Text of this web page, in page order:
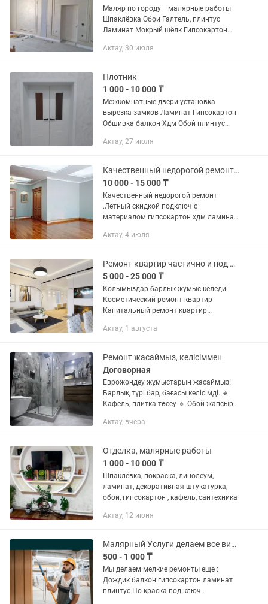
Маляр по городу —малярные работы
Шпаклёвка Обои Галтель, плинтус
Ламинат Мокрый шёлк Гипсокартон
орындаймыз. Жеке де, коммерциялық
Актау, 30 июля
Плотник
1 000 - 10 000 ₸
Межкомнатные двери установка
вырезка замков Ламинат Гипсокартон
Обшивка балкон Хдм Обой плинтус
Мокрый шелк
Актау, 27 июля
Качественный недорогой ремонт квартира с материалом и натяжной потолком
10 000 - 15 000 ₸
Качественный недорогой ремонт
.Летный скидкой подключ с
материалом гипсокартон хдм ламинат
электрик сантехник натяжной потолок
Актау, 4 июля
Ремонт квартир частично и под ключ
5 000 - 25 000 ₸
Колымыздар барлык жумыс келеди
Косметический ремонт квартир
Капитальный ремонт квартир
куйямыз Тас калау перегородка балкон
Актау, 1 августа
Ремонт жасаймыз, келісіммен
Договорная
Еврожөндеу жұмыстарын жасаймыз!
Барлық түрі бар, бағасы келісімді. 🔹
Кафель, плитка төсеу 🔹 Обой жапсыру
Ламинат, линолеум, паркет төсеу 🔹
Актау, вчера
Отделка, малярные работы
1 000 - 10 000 ₸
Шпаклёвка, покраска, линолеум,
ламинат, декоративная штукатурка,
обои, гипсокартон , кафель, сантехника
Актау, 12 июня
Малярный Услуги делаем все виды
500 - 1 000 ₸
Мы делаем мелкие ремонты еще :
Дождик балкон гипсокартон ламинат
плинтус По краска под ключ